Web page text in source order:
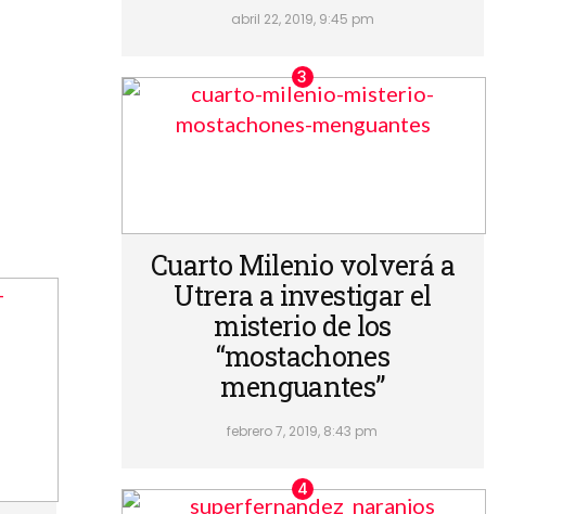
abril 22, 2019, 9:45 pm
Cuarto Milenio volverá a
Utrera a investigar el
misterio de los
“mostachones
menguantes”
febrero 7, 2019, 8:43 pm